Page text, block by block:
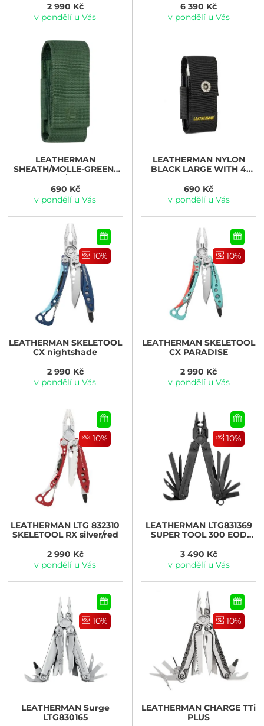
2 990 Kč
v pondělí u Vás
6 390 Kč
v pondělí u Vás
LEATHERMAN
SHEATH/MOLLE-GREEN-
690 Kč
v pondělí u Vás
LEATHERMANNYLON
BLACK LARGE WITH 4
690 Kč
v pondělí u Vás
10%
LEATHERMANSKELETOOL
CX nightshade
2 990 Kč
v pondělí u Vás
10%
LEATHERMAN SKELETOOL
CX PARADISE
2 990 Kč
v pondělí u Vás
10%
LEATHERMAN LTG 832310
SKELETOOL RX silver/red
2 990 Kč
v pondělí u Vás
10%
LEATHERMANLTG831369
SUPER TOOL 300 EOD
3 490 Kč
v pondělí u Vás
10%
LEATHERMANSurge
LTG830165
10%
LEATHERMAN CHARGE TTi
PLUS